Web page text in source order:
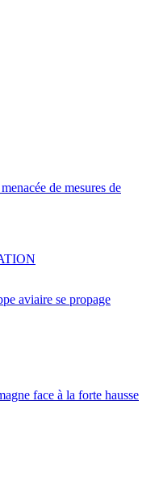
de mesures de
aviaire se propage
face à la forte hausse